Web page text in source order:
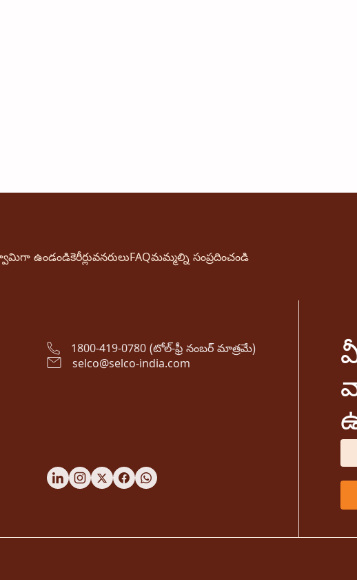
ఉండండికెరీర్లువనరులుFAQమమ్మల్ని సంప్రదించండి
1800-419-0780 (టోల్-ఫ్రీ నంబర్ మాత్రమే)
selco@selco-india.com